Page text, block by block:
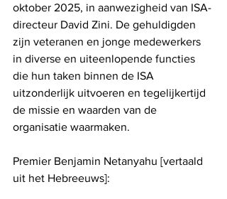
oktober 2025, in aanwezigheid van ISA-
directeur David Zini. De gehuldigden
zijn veteranen en jonge medewerkers
in diverse en uiteenlopende functies
die hun taken binnen de ISA
uitzonderlijk uitvoeren en tegelijkertijd
de missie en waarden van de
organisatie waarmaken.
Premier Benjamin Netanyahu [vertaald
uit het Hebreeuws]: